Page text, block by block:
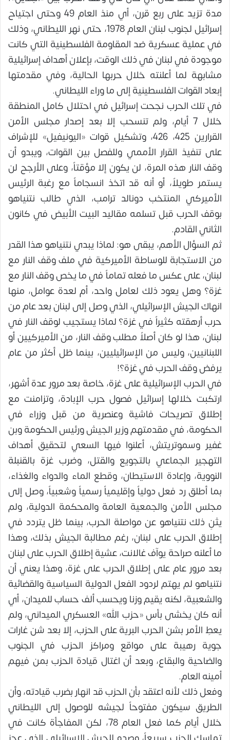
مدة تزيد على ربع قرن، أي منذ العام 49 وحتى اجتياح
إسرائيل لجنوب لبنان العام 1978، حتى نهر الليطاني، وذلك
في عملية عسكرية ضد المقاومة الفلسطينية التي كانت
موجودة في لبنان في ذلك الوقت، بإعلان أهداف إسرائيلية
مشابهة لما أعلنته خلال حربها الحالية، وفي مقدمتها
إبعاد القوات الفلسطينية إلى ما وراء الليطاني.
في تلك الحرب نجحت إسرائيل في احتلال كامل المنطقة
خلال 7 أيام، ولم تنسحب إلا بعد إصدار مجلس الأمن
القرارين 425، 426، وتشكيل قوات «اليونيفيل» للإشراف
على تنفيذ القرار الأممي وللفصل بين القوات، ويبدو أن
وقف النار هذه المرة، لن يكون إلا مؤقتاً، وعلى الأرجح لن
يستمر طويلاً، أو أنه قد اتخذ انسجاماً مع رغبة الرئيس
الأميركي المنتخب دونالد ترامب، الذي طالب نتنياهو
بوقف الحرب قبل تسلمه مقاليد البيت الأبيض في كانون
الثاني القادم.
ثم السؤال الأهم، يبقى هو: لماذا يبدي نتنياهو هذا القدر
من الاستجابة للوساطة الأميركية في ملف وقف النار مع
لبنان، على عكس ما فعله تماماً في ما يخص وقف النار مع
غزة؟ وهل يعود ذلك لعامل واحد، أم لعدة عوامل، منها
انهاك الجيش الإسرائيلي، الذي وصل إلى لبنان بعد عام من
حرب أرهقته كثيراً في غزة؟ لماذا يستجيب لوقف النار في
لبنان، هذا لو كان أصلاً مطلب وقف النار، من الأميركيين أو
اللبنانيين، وليس من الإسرائيليين، بينما ظل أكثر من عام
يرفض وقف الحرب في غزة؟!
في الحرب الإسرائيلية على غزة، خاصة بعد مرور عدة أشهر،
ارتكبت خلالها إسرائيل فصول حرب الإبادة، وتزامنت مع
إطلاق تصريحات فاشية وعنصرية من قبل وزراء في
الحكومة، في مقدمتهم وزير الجيش ورئيس الحكومة وبن
غفير وسموتريتش، أعلنوا فيها السعي لتحقيق أهداف
التهجير الجماعي بالتجويع والقتل، وضرب غزة بالقنبلة
النووية، وإعادة الاستيطان، وقطع الماء والدواء والغذاء،
بما أطلق رد فعل دولياً وإقليمياً رسمياً وشعبياً، وصل إلى
مجلس الأمن والجمعية العامة والمحكمة الدولية، ولم
يثنِ ذلك نتنياهو عن مواصلة الحرب، بينما ظل يتردد في
إطلاق الحرب على لبنان، رغم مطالبة الجيش بذلك، وهذا
ما أعلنه صراحة يوآف غالانت، عشية إطلاق الحرب على لبنان
بعد مرور عام على إطلاق الحرب على غزة، وهذا يعني أن
نتنياهو لم يهتم لردود الفعل الدولية السياسية والقضائية
والشعبية، لكنه يقيم وزنا ويحسب ألف حساب للميدان، أي
أنه كان يخشى بأس «حزب الله» العسكري الميداني، ولم
يعطِ الأمر بشن الحرب البرية على الحزب، إلا بعد شن غارات
جوية رهيبة على مواقع ومراكز الحزب في الجنوب
والضاحية والبقاع، وبعد أن اغتال قيادة الحزب بمن فيهم
أمينه العام.
وفعل ذلك لأنه اعتقد بأن الحزب قد انهار بضرب قيادته، وأن
الطريق سيكون مفتوحاً لجيشه للوصول إلى الليطاني
خلال أيام كما فعل العام 78، لكن المفاجأة كانت في